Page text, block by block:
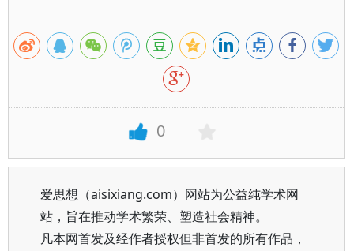
0
爱思想（aisixiang.com）网站为公益纯学术网
站，旨在推动学术繁荣、塑造社会精神。
凡本网首发及经作者授权但非首发的所有作品，